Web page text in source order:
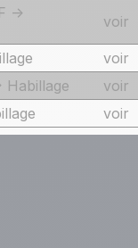
->
voir
voir
Habillage
voir
voir